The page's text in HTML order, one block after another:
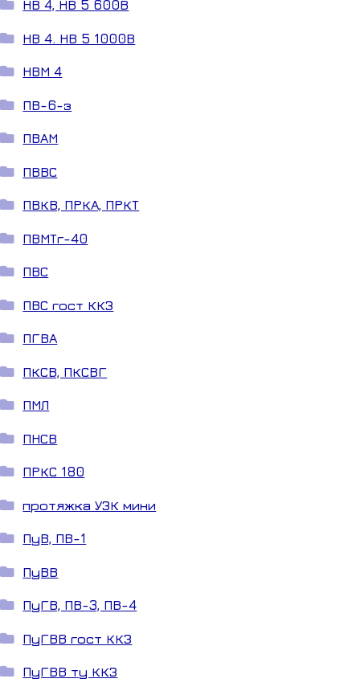
НВ 4, НВ 5 600В
НВ 4. НВ 5 1000В
НВМ 4
ПВ-6-з
ПВАМ
ПВВС
ПВКВ, ПРКА, ПРКТ
ПВМТг-40
ПВС
ПВС гост ККЗ
ПГВА
ПКСВ, ПКСВГ
ПМЛ
ПНСВ
ПРКС 180
протяжка УЗК мини
ПуВ, ПВ-1
ПуВВ
ПуГВ, ПВ-3, ПВ-4
ПуГВВ гост ККЗ
ПуГВВ ту ККЗ